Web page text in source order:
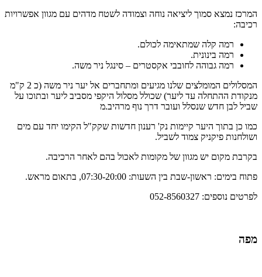
המרכז נמצא סמוך ליציאה נוחה וצמודה לשטח מדהים עם מגוון אפשרויות
רכיבה:
רמה קלה שמתאימה לכולם.
רמה בינונית.
רמה גבוהה לחובבי אקסטרים – סינגל ניר משה.
המסלולים המומלצים שלנו מגיעים ומתחברים אל יער ניר משה (כ 2 ק"מ
מנקודת ההתחלה עד ליער) שכולל מסלול היקפי מסביב ליער ובתוכו על
שביל לבן חדש שנסלל ועובר דרך נוף מרהיב.מ
כמו כן בתוך היער קיימות נק' רענון חדשות שקק"ל הקימו יחד עם מים
ושולחנות פיקניק צמוד לשביל.
בקרבת מקום יש מגוון של מקומות לאכול בהם לאחר הרכיבה.
פתוח בימים: ראשון-שבת בין השעות: 07:30-20:00, בתאום מראש.
לפרטים נוספים: 052-8560327
מפה